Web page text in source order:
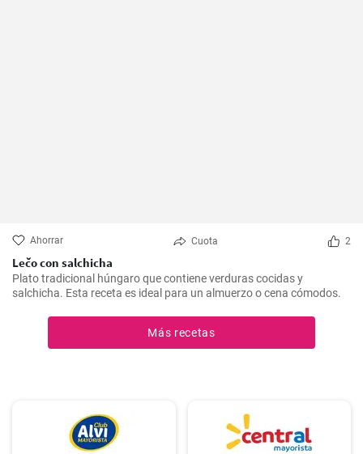
Ahorrar Cuota 2
Lečo con salchicha
Plato tradicional húngaro que contiene verduras cocidas y
salchicha. Esta receta es ideal para un almuerzo o cena cómodos.
Más recetas